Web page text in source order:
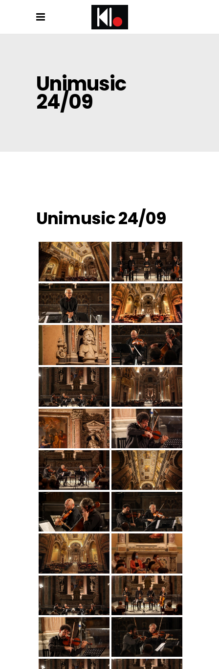
Unimusic
24/09
Unimusic 24/09